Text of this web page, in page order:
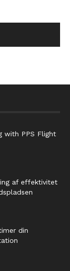
with PPS Flight
af effektivitet
din